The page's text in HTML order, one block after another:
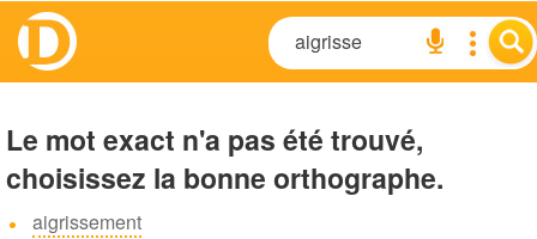
Le mot exact n'a pas été trouvé,
choisissez la bonne orthographe.
aigrissement